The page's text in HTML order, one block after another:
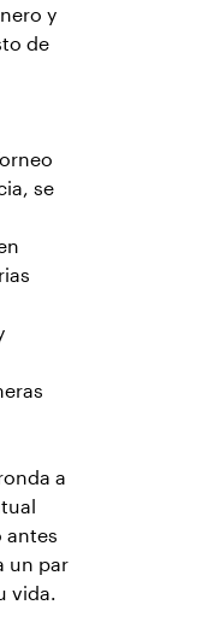
y
de
se
a
antes
un par
vida.